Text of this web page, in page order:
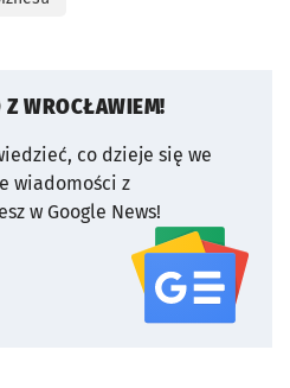
Z WROCŁAWIEM!
co dzieje się we
wiadomości z
w Google News!
serwisu